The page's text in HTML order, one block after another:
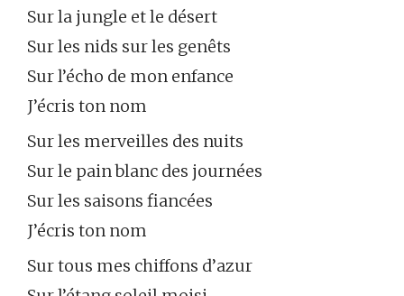
Sur la jungle et le désert
Sur les nids sur les genêts
Sur l’écho de mon enfance
J’écris ton nom
Sur les merveilles des nuits
Sur le pain blanc des journées
Sur les saisons fiancées
J’écris ton nom
Sur tous mes chiffons d’azur